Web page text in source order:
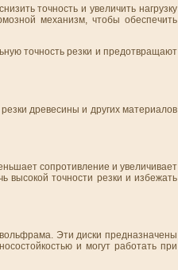
точность и увеличить нагрузку
механизм, чтобы обеспечить
точность резки и предотвращают
древесины и других материалов
сопротивление и увеличивает
высокой точности резки и избежать
Эти диски предназначены
и могут работать при